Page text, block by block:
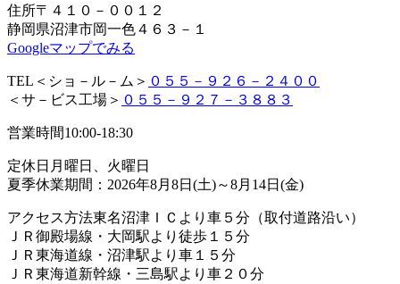
住所〒４１０－００１２
静岡県沼津市岡一色４６３－１
Googleマップでみる
TEL ＜ショ－ル－ム＞ ０５５－９２６－２４００
＜サ－ビス工場＞ ０５５－９２７－３８８３
営業時間10:00-18:30
定休日 月曜日、火曜日
夏季休業期間：2026年8月8日(土)～8月14日(金)
アクセス方法東名沼津ＩＣより車５分（取付道路沿い）
ＪＲ御殿場線・大岡駅より徒歩１５分
ＪＲ東海道線・沼津駅より車１５分
ＪＲ東海道新幹線・三島駅より車２０分